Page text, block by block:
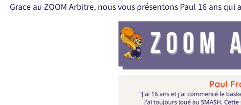
Grace au ZOOM Arbitre, nous vous présentons Paul 16 ans qui